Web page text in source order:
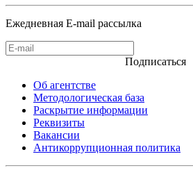
Ежедневная E-mail рассылка
Подписаться
Об агентстве
Методологическая база
Раскрытие информации
Реквизиты
Вакансии
Антикоррупционная политика